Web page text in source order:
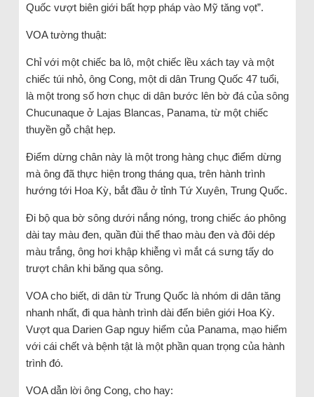
Quốc vượt biên giới bất hợp pháp vào Mỹ tăng vọt”.
VOA tường thuật:
Chỉ với một chiếc ba lô, một chiếc lều xách tay và một
chiếc túi nhỏ, ông Cong, một di dân Trung Quốc 47 tuổi,
là một trong số hơn chục di dân bước lên bờ đá của sông
Chucunaque ở Lajas Blancas, Panama, từ một chiếc
thuyền gỗ chật hẹp.
Điểm dừng chân này là một trong hàng chục điểm dừng
mà ông đã thực hiện trong tháng qua, trên hành trình
hướng tới Hoa Kỳ, bắt đầu ở tỉnh Tứ Xuyên, Trung Quốc.
Đi bộ qua bờ sông dưới nắng nóng, trong chiếc áo phông
dài tay màu đen, quần đùi thể thao màu đen và đôi dép
màu trắng, ông hơi khập khiễng vì mắt cá sưng tấy do
trượt chân khi băng qua sông.
VOA cho biết, di dân từ Trung Quốc là nhóm di dân tăng
nhanh nhất, đi qua hành trình dài đến biên giới Hoa Kỳ.
Vượt qua Darien Gap nguy hiểm của Panama, mạo hiểm
với cái chết và bệnh tật là một phần quan trọng của hành
trình đó.
VOA dẫn lời ông Cong, cho hay: